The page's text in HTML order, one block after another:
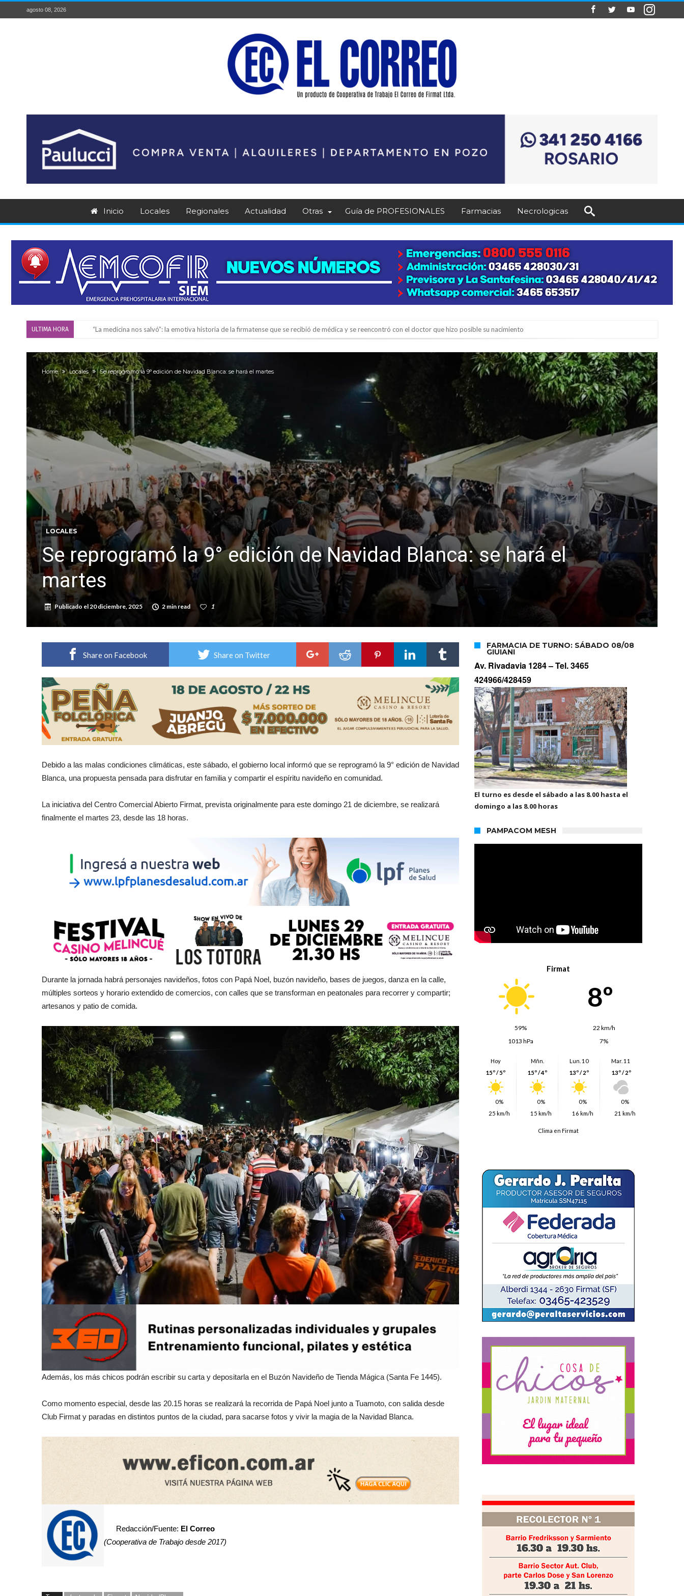
agosto 08, 2026
Inicio Locales Regionales Actualidad Otras Guía de PROFESIONALES Farmacias Necrologicas
ULTIMA HORA “La medicina nos salvó”: la emotiva historia de la firmatense que se recibió de médica y se reencontró con el doctor que hizo posible su nacimiento
Vassalli: en potencial y con fechas diferidas, la empresa reformula sus anuncios a los trabajadores
Firmat: avanza la investigación de dos empleadas del Juzgado de Faltas por presuntas irregularidades
Villada: el viento provocó el desprendimiento del techo del galpón del ferrocarril
Violento robo en la zona rural de Firmat: maniataron a una pareja de adultos mayores
Colecta solidaria de juguetes en Firmat para el EPI y el Hospital Vilela
Firmat: “Codo a codo” lanza una campaña de recolección de golosinas para agasajar a los niños en su día
Vuelve el básquet: este viernes arranca el Clausura con agenda confirmada y planteles renovados
Home Locales Se reprogramó la 9° edición de Navidad Blanca: se hará el martes
LOCALES
Se reprogramó la 9° edición de Navidad Blanca: se hará el
martes
Publicado el20 diciembre, 2025 2 min read 1
Share on Facebook Share on Twitter
Debido a las malas condiciones climáticas, este sábado, el gobierno local informó que se reprogramó la 9° edición de Navidad
Blanca, una propuesta pensada para disfrutar en familia y compartir el espíritu navideño en comunidad.
La iniciativa del Centro Comercial Abierto Firmat, prevista originalmente para este domingo 21 de diciembre, se realizará
finalmente el martes 23, desde las 18 horas.
Durante la jornada habrá personajes navideños, fotos con Papá Noel, buzón navideño, bases de juegos, danza en la calle,
múltiples sorteos y horario extendido de comercios, con calles que se transforman en peatonales para recorrer y compartir;
artesanos y patio de comida.
Además, los más chicos podrán escribir su carta y depositarla en el Buzón Navideño de Tienda Mágica (Santa Fe 1445).
Como momento especial, desde las 20.15 horas se realizará la recorrida de Papá Noel junto a Tuamoto, con salida desde
Club Firmat y paradas en distintos puntos de la ciudad, para sacarse fotos y vivir la magia de la Navidad Blanca.
Redacción/Fuente: El Correo
(Cooperativa de Trabajo desde 2017)
FARMACIA DE TURNO: SÁBADO 08/08
GIUIANI
Av. Rivadavia 1284 –Tel. 3465
424966/428459
El turno es desde el sábado a las 8.00 hasta el
domingo a las 8.00 horas
PAMPACOM MESH
Firmat
8º
59%
22 km/h
1013 hPa
7%
Hoy
15º / 5º
0%
25 km/h
Mñn.
15º / 4º
0%
15 km/h
Lun. 10
13º / 2º
0%
16 km/h
Mar. 11
13º / 2º
0%
21 km/h
Clima en Firmat